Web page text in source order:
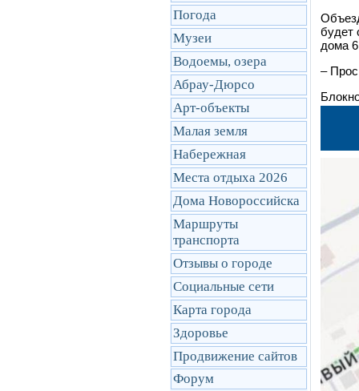
Погода
Музеи
Водоемы, озера
Абрау-Дюрсо
Арт-объекты
Малая земля
Набережная
Места отдыха 2026
Дома Новороссийска
Маршруты
транcпорта
Отзывы о городе
Социальные сети
Карта города
Здоровье
Продвижение сайтов
Форум
будет
дома
–